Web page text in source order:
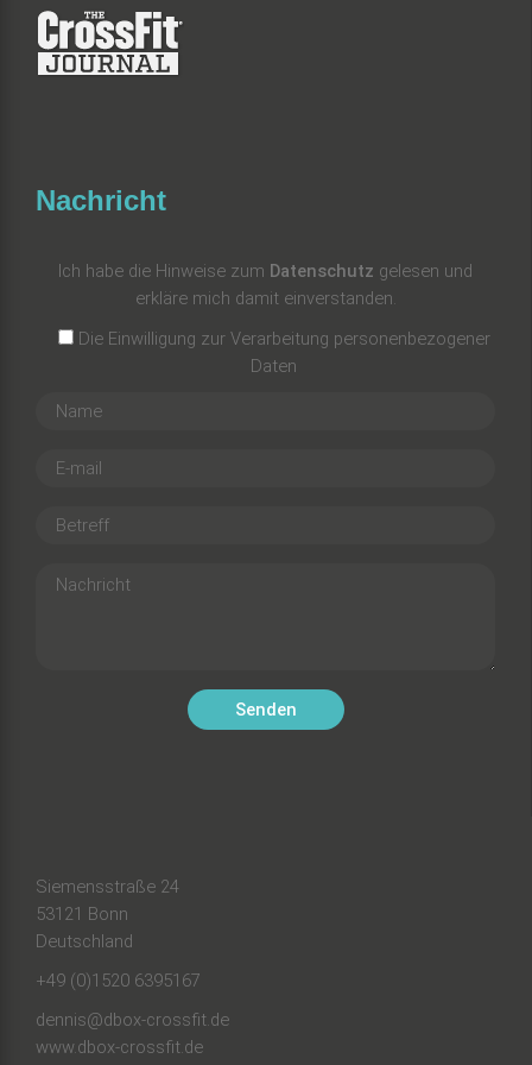
Nachricht
Ich habe die Hinweise zum Datenschutz gelesen und
erkläre mich damit einverstanden.
Die Einwilligung zur Verarbeitung personenbezogener
Daten
Siemensstraße 24
53121 Bonn
Deutschland
+49 (0)1520 6395167
dennis@dbox-crossfit.de
www.dbox-crossfit.de